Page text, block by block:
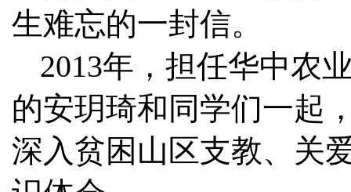
生难忘的一封信。
2013年，担任华中农
的安玥琦和同学们一起
深入贫困山区支教、关